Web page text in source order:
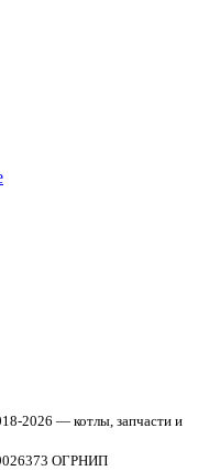
2026 — котлы, запчасти и
ОГРНИП